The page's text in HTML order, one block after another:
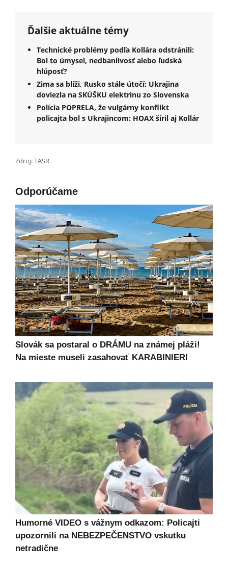
Ďalšie aktuálne témy
Technické problémy podľa Kollára odstránili:
Bol to úmysel, nedbanlivosť alebo ľudská
hlúposť?
Zima sa blíži, Rusko stále útočí: Ukrajina
doviezla na SKÚŠKU elektrinu zo Slovenska
Polícia POPRELA, že vulgárny konflikt
policajta bol s Ukrajincom: HOAX šíril aj Kollár
Zdroj: TASR
Odporúčame
Slovák sa postaral o DRÁMU na známej pláži!
Na mieste museli zasahovať KARABINIERI
Humorné VIDEO s vážnym odkazom: Policajti
upozornili na NEBEZPEČENSTVO vskutku
netradične